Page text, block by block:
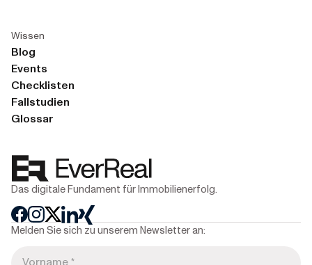
Wissen
Blog
Events
Checklisten
Fallstudien
Glossar
Das digitale Fundament für Immobilienerfolg.
Melden Sie sich zu unserem Newsletter an: